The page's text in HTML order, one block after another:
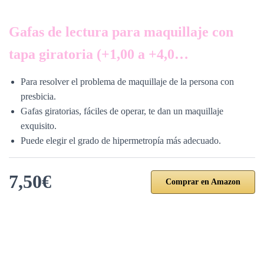
Gafas de lectura para maquillaje con
tapa giratoria (+1,00 a +4,0…
Para resolver el problema de maquillaje de la persona con
presbicia.
Gafas giratorias, fáciles de operar, te dan un maquillaje
exquisito.
Puede elegir el grado de hipermetropía más adecuado.
7,50€ Comprar en Amazon